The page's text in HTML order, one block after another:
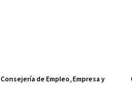
Consejería de Empleo, Empresa y